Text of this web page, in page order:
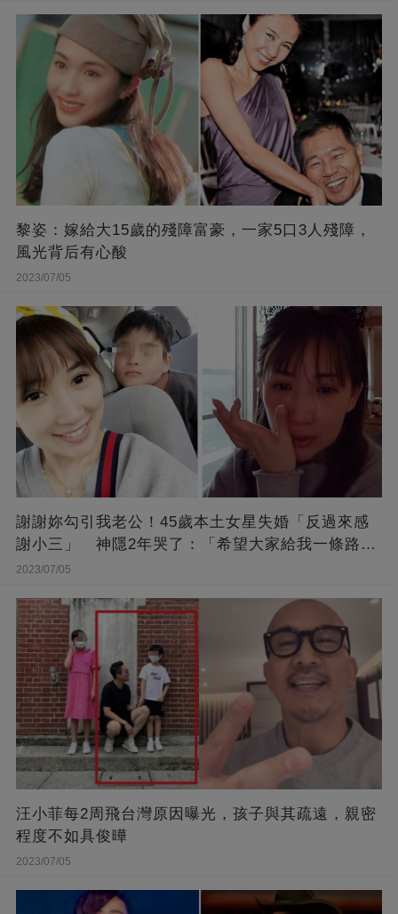
黎姿：嫁給大15歲的殘障富豪，一家5口3人殘障，
風光背后有心酸
2023/07/05
謝謝妳勾引我老公！45歲本土女星失婚「反過來感
謝小三」 神隱2年哭了：「希望大家給我一條路
走...」
2023/07/05
汪小菲每2周飛台灣原因曝光，孩子與其疏遠，親密
程度不如具俊曄
2023/07/05